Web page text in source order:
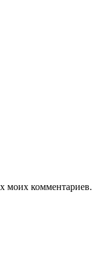
моих комментариев.